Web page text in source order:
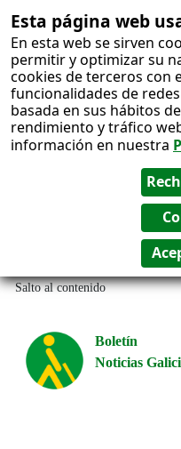
Esta página web
En esta web se sirven
permitir y optimizar su
cookies de terceros con
funcionalidades de
basada en sus hábitos
rendimiento y tráfico
información en nuestra
Salto al contenido
Boletín
Noticias